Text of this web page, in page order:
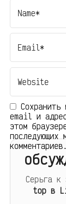
Сохранить
email и
этом
последующих
комментариев.
Серьгак
top в